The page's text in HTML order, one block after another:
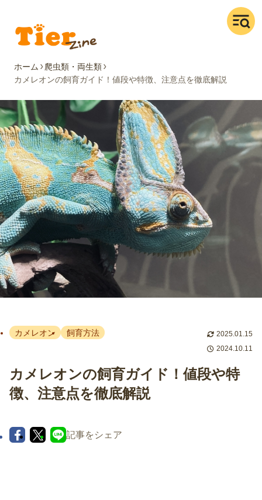
ホーム
爬虫類・両生類
カメレオンの飼育ガイド！値段や特徴、注意点を徹底解説
カメレオン 飼育方法
2025.01.15
2024.10.11
カメレオンの飼育ガイド！値段や特
徴、注意点を徹底解説
記事をシェア